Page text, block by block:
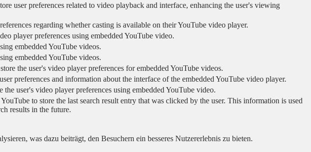
user preferences related to video playback and interface, enhancing the user's viewing
regarding whether casting is available on their YouTube video player.
player preferences using embedded YouTube video.
embedded YouTube videos.
embedded YouTube videos.
the user's video player preferences for embedded YouTube videos.
preferences and information about the interface of the embedded YouTube video player.
user's video player preferences using embedded YouTube video.
to store the last search result entry that was clicked by the user. This information is used
results in the future.
was dazu beiträgt, den Besuchern ein besseres Nutzererlebnis zu bieten.